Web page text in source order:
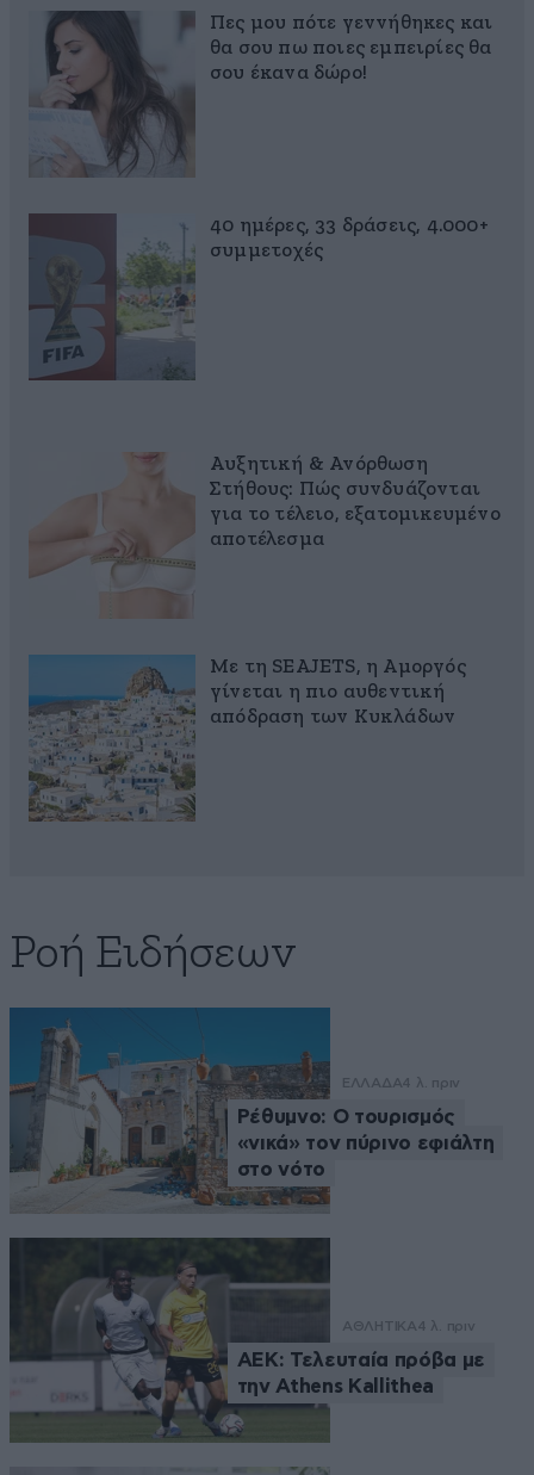
Πες μου πότε γεννήθηκες και
θα σου πω ποιες εμπειρίες θα
σου έκανα δώρο!
40 ημέρες, 33 δράσεις, 4.000+
συμμετοχές
Αυξητική & Ανόρθωση
Στήθους: Πώς συνδυάζονται
για το τέλειο, εξατομικευμένο
αποτέλεσμα
Με τη SEAJETS, η Αμοργός
γίνεται η πιο αυθεντική
απόδραση των Κυκλάδων
Ροή Ειδήσεων
ΕΛΛΑΔΑ4 λ. πριν
Ρέθυμνο: Ο τουρισμός
«νικά» τον πύρινο εφιάλτη
στο νότο
ΑΘΛΗΤΙΚΑ4 λ. πριν
ΑΕΚ: Τελευταία πρόβα με
την Athens Kallithea